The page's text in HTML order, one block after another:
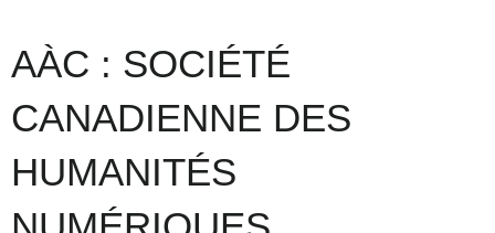
AÀC : SOCIÉTÉ
CANADIENNE DES
HUMANITÉS